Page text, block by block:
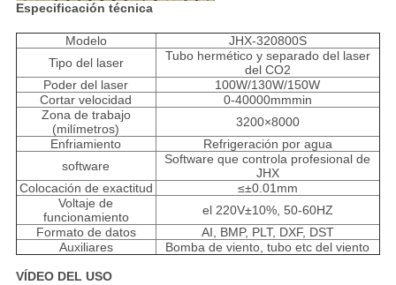
Especificación técnica
Modelo
JHX-320800S
Tipo del laser
Tubo hermético y separado del laser
del CO2
Poder del laser
100W/130W/150W
Cortar velocidad
0-40000mmmin
Zona de trabajo
(milímetros)
3200×8000
Enfriamiento
Refrigeración por agua
software
Software que controla profesional de
JHX
Colocación de exactitud
≤±0.01mm
Voltaje de
funcionamiento
el 220V±10%, 50-60HZ
Formato de datos
AI, BMP, PLT, DXF, DST
Auxiliares
Bomba de viento, tubo etc del viento
VÍDEO DEL USO